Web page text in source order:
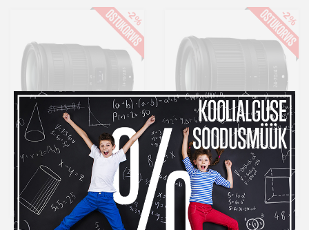
Nikon Nikkor Z 24-
70mm f/2.8 S objektiiv
2 599 €
Kuumakse al.88,58 €
Laos
-2%
Nikon Nikkor Z 24-
70mm f/4 S objektiiv
1 199 €
Kuumakse al.40,87 €
Laos
-2%